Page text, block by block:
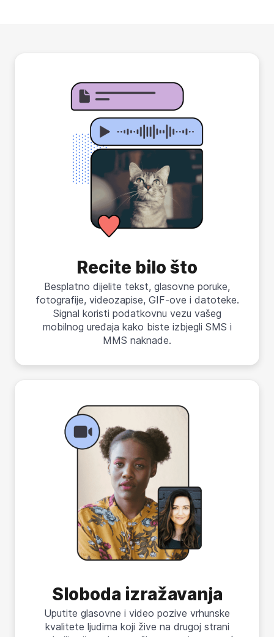
Recite bilo što
Besplatno dijelite tekst, glasovne poruke,
fotografije, videozapise, GIF-ove i datoteke.
Signal koristi podatkovnu vezu vašeg
mobilnog uređaja kako biste izbjegli SMS i
MMS naknade.
Sloboda izražavanja
Uputite glasovne i video pozive vrhunske
kvalitete ljudima koji žive na drugoj strani